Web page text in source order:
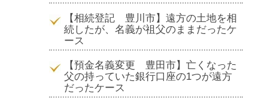
【相続登記 豊川市】遠方の土地を相
続したが、名義が祖父のままだったケ
ース
【預金名義変更 豊田市】亡くなった
父の持っていた銀行口座の1つが遠方
だったケース